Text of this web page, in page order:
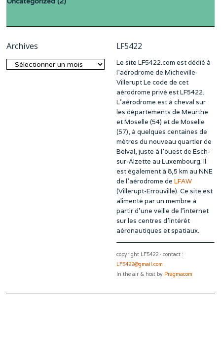
Archives
Archives
LF5422
Le site LF5422.com est dédié à
l’aérodrome de Micheville-
Villerupt Le code de cet
aérodrome privé est LF5422.
L’aérodrome est à cheval sur
les départements de Meurthe
et Moselle (54) et de Moselle
(57), à quelques centaines de
mètres du nouveau quartier de
Belval, juste à l’ouest de Esch-
sur-Alzette au Luxembourg. Il
est également à 8,5 km au NNE
de l’aérodrome de LFAW
(Villerupt-Errouville). Ce site est
alimenté par un membre à
partir d’une veille de l’internet
sur les centres d’intérêt
aéronautiques et spatiaux.
copyright LF5422 · contact :
LF5422@gmail.com
In the air & host by Pragmacom